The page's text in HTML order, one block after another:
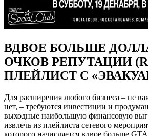
ВДВОЕ БОЛЬШЕ
ОЧКОВ РЕПУТАЦИИ
ПЛЕЙЛИСТ С
Для расширения любого бизнеса – не
нет, – требуются инвестиции и
выходные наибольшую финансовую
извлечь из плейлиста сетевого